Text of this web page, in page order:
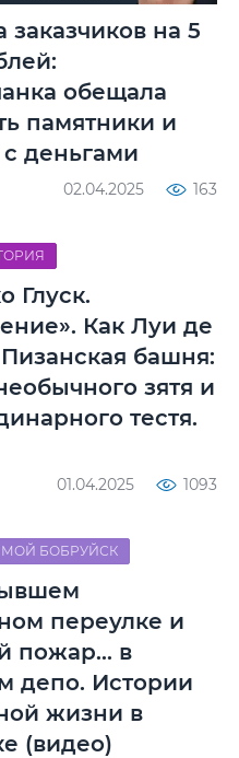
заказчиков на 5
обещала
памятники и
с деньгами
02.04.2025 163
Глуск.
Как Луи де
башня:
зятя и
тестя.
01.04.2025 1093
МОЙ БОБРУЙСК
переулке и
пожар… в
депо. Истории
жизни в
(видео)